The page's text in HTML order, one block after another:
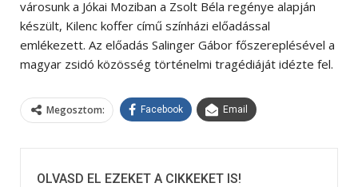
városunk a Jókai Moziban a Zsolt Béla regénye alapján
készült, Kilenc koffer című színházi előadással
emlékezett. Az előadás Salinger Gábor főszereplésével a
magyar zsidó közösség történelmi tragédiáját idézte fel.
Megosztom: Facebook Email
OLVASD EL EZEKET A CIKKEKET IS!